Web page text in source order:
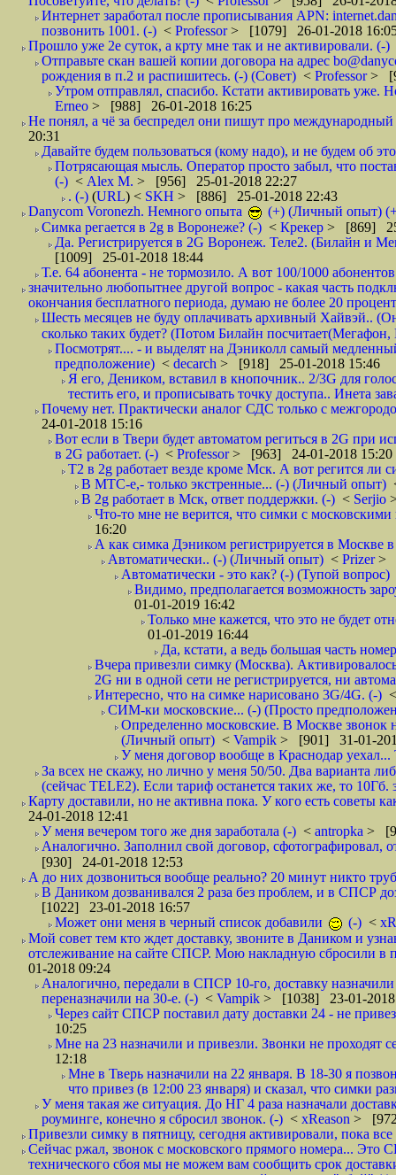
Интернет заработал после прописывания APN:
позвонить 1001. (-) < Professor> [1079] 26-01-2018
Прошло уже 2е суток, а крту мне так и не активировали. (-)
Отправьте скан вашей копии договора на адрес
рождения в п.2 и распишитесь. (-) (Совет) < Professor>
Утром отправлял, спасибо. Кстати активировать уже.
Erneo > [988] 26-01-2018 16:25
Не понял, а чё за беспредел они пишут про
20:31
Давайте будем пользоваться (кому надо), и не будем об
Потрясающая мысль. Оператор просто забыл, что
(-) < Alex M. > [956] 25-01-2018 22:27
. (-) (URL) < SKH > [886] 25-01-2018 22:43
Danycom Voronezh. Немного опыта
(+) (Личный опыт)
Симка регается в 2g в Воронеже? (-) < Крекер > [869]
Да. Регистрируется в 2G Воронеж. Теле2. (Билайн и
[1009] 25-01-2018 18:44
Т.е. 64 абонента - не тормозило. А вот 100/1000
значительно любопытнее другой вопрос - какая часть
окончания бесплатного периода, думаю не более 20
Шесть месяцев не буду оплачивать архивный Хайвэй..
сколько таких будет? (Потом Билайн
Посмотрят.... - и выделят на Дэниколл самый
предположение) < decarch > [918] 25-01-2018 15:46
Я его, Деником, вставил в кнопочник.. 2/3G для
тестить его, и прописывать точку доступа.. Инета
Почему нет. Практически аналог СДС только с
24-01-2018 15:16
Вот если в Твери будет автоматом региться в 2G при
в 2G работает. (-) < Professor> [963] 24-01-2018 15:20
T2 в 2g работает везде кроме Мск. А вот регится
В МТС-е,- только экстренные... (-) (Личный опыт)
В 2g работает в Мск, ответ поддержки. (-) < Serjio
Что-то мне не верится, что симки с
16:20
А как симка Дэником регистрируется в Москве
Автоматически.. (-) (Личный опыт) < Prizer>
Автоматически - это как? (-) (Тупой вопрос)
Видимо, предполагается возможность
01-01-2019 16:42
Только мне кажется, что это не будет
01-01-2019 16:44
Да, кстати, а ведь большая часть
Вчера привезли симку (Москва).
2G ни в одной сети не регистрируется, ни
Интересно, что на симке нарисовано 3G/4G. (-)
СИМ-ки московские... (-) (Просто
Определенно московские. В Москве звонок
(Личный опыт) < Vampik > [901] 31-01-
У меня договор вообще в Краснодар
За всех не скажу, но лично у меня 50/50. Два варианта
(сейчас TELE2). Если тариф останется таких же, то
Карту доставили, но не активна пока. У кого есть советы
24-01-2018 12:41
У меня вечером того же дня заработала (-) < antropka >
Аналогично. Заполнил свой договор,
[930] 24-01-2018 12:53
А до них дозвониться вообще реально? 20 минут никто
В Даником дозванивался 2 раза без проблем, и в СПСР
[1022] 23-01-2018 16:57
Может они меня в черный список добавили
(-) <
Мой совет тем кто ждет доставку, звоните в Даником и
отслеживание на сайте СПСР. Мою накладную сбросили
01-2018 09:24
Аналогично, передали в СПСР 10-го, доставку
переназначили на 30-е. (-) < Vampik > [1038] 23-01-2018
Через сайт СПСР поставил дату доставки 24 - не
10:25
Мне на 23 назначили и привезли. Звонки не
12:18
Мне в Тверь назначили на 22 января. В 18-30 я
что привез (в 12:00 23 января) и сказал, что симки
У меня такая же ситуация. До НГ 4 раза назначали
роуминге, конечно я сбросил звонок. (-) < xReason >
Привезли симку в пятницу, сегодня активировали, пока
Сейчас ржал, звонок с московского прямого номера... Это
технического сбоя мы не можем вам сообщить срок